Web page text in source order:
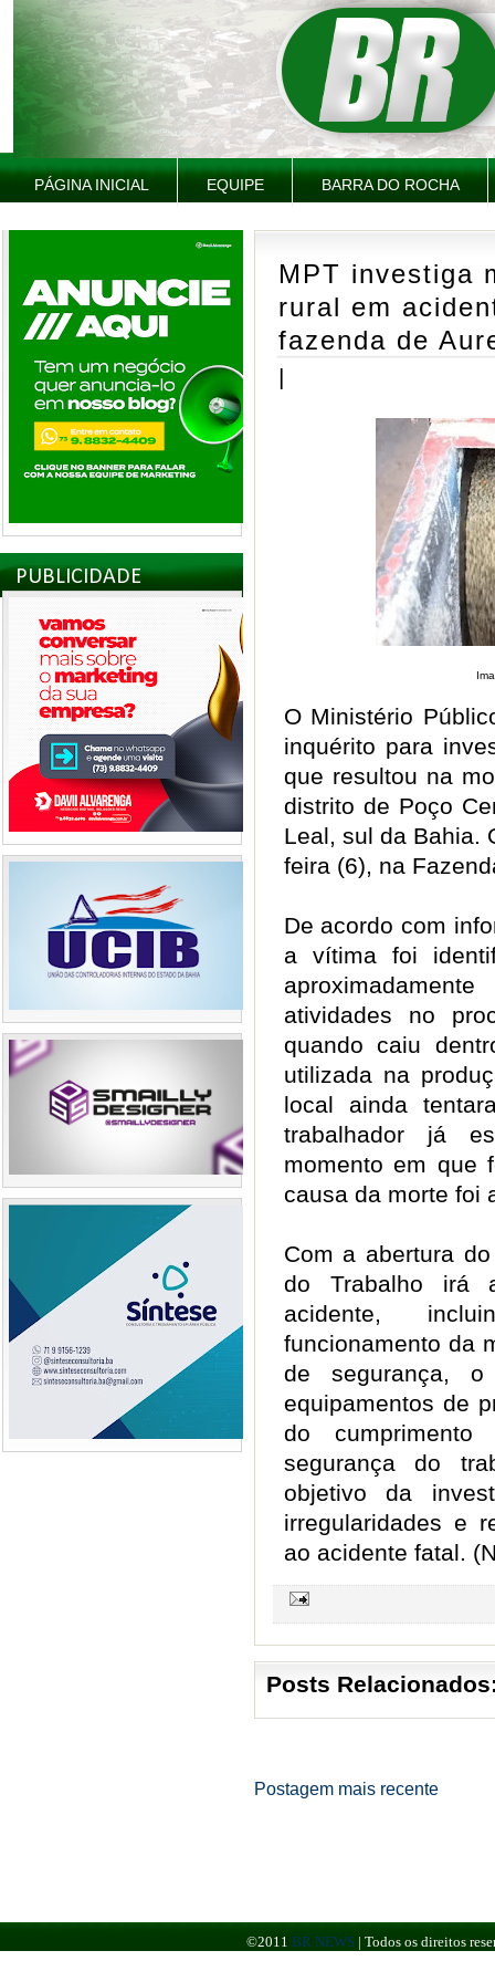
PÁGINA INICIAL EQUIPE BARRA DO ROCHA
PUBLICIDADE
MPT investiga
rural em
fazenda de
|
O Ministério
inquérito para
que resultou na
distrito de Poço
Leal, sul da Bahia.
feira (6), na
De acordo com
a vítima foi
atividades no
quando caiu
utilizada na
local ainda
trabalhador já
momento em que
causa da morte
Com a abertura
do Trabalho irá
acidente,
funcionamento da
de segurança,
equipamentos de
do
segurança do
objetivo da
irregularidades e
ao acidente fatal.
Posts
Postagem mais recente
©2011 BR NEWS | Todos os direitos